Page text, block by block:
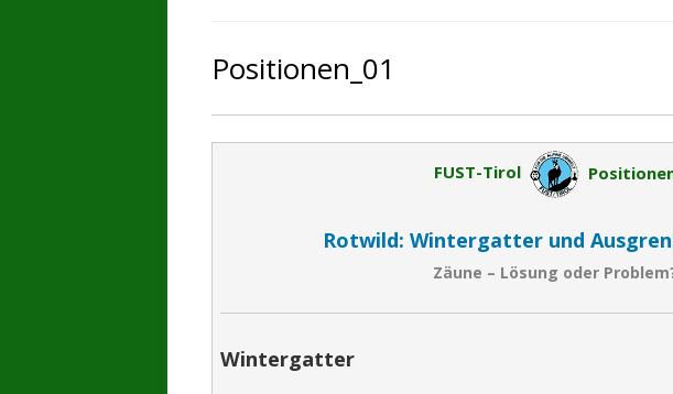
Positionen_01
FUST-Tirol
Rotwild: Wintergatter und
Zäune – Lösung oder
Wintergatter